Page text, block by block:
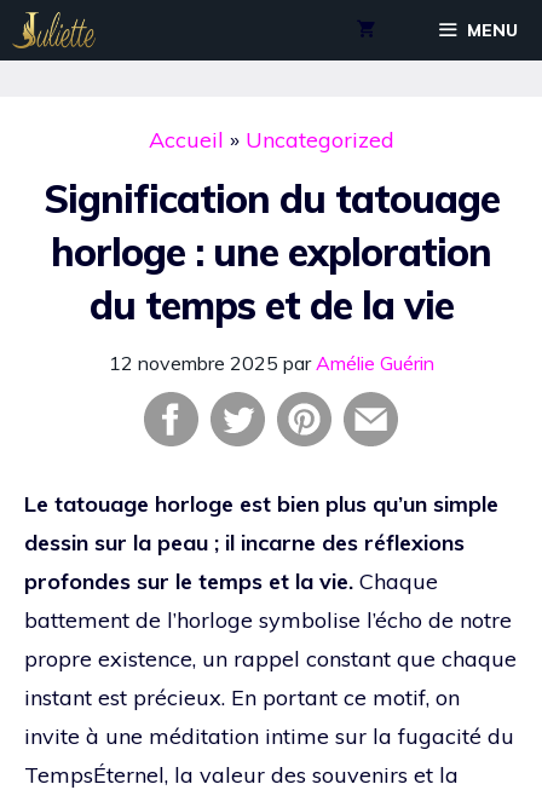
Aller
au
MENU
Accueil » Uncategorized
Signification du tatouage
horloge : une exploration
du temps et de la vie
12 novembre 2025 parAmélie Guérin
Le tatouage horloge est bien plus qu’un simple
dessin sur la peau ; il incarne des réflexions
profondes sur le temps et la vie. Chaque
battement de l’horloge symbolise l’écho de notre
propre existence, un rappel constant que chaque
instant est précieux. En portant ce motif, on
invite à une méditation intime sur la fugacité du
TempsÉternel, la valeur des souvenirs et la